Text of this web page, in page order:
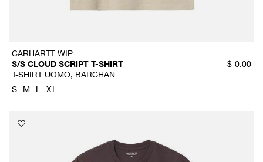
CARHARTT WIP
S/S CLOUD SCRIPT T-SHIRT
T-SHIRT UOMO, BARCHAN
$ 0.00
S M L XL